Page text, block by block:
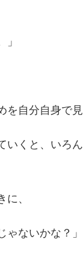
自分自身で
いくと、いろ
、
ゃないかな？」